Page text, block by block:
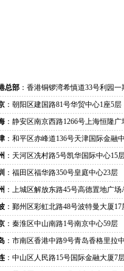
总部 ：香港铜锣湾希慎道33号利园一
：朝阳区建国路81号华贸中心1座5层
：静安区南京西路1266号上海恒隆广
：和平区赤峰道136号天津国际金融
：天河区冼村路5号凯华国际中心15
：福田区福华路350号皇庭中心23层
：上城区解放东路45号高德置地广场
：鄞州区彩虹北路48号波特曼大厦17
：秦淮区中山南路1号南京中心59层
：市南区香港中路9号青岛香格里拉
：中山区人民路15号国际金融大厦7